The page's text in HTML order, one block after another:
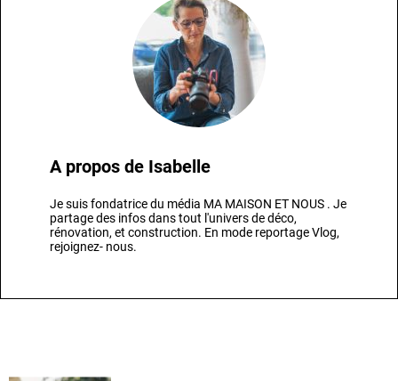
A propos de Isabelle
Je suis fondatrice du média MA MAISON ET NOUS . Je
partage des infos dans tout l'univers de déco,
rénovation, et construction. En mode reportage Vlog,
rejoignez- nous.